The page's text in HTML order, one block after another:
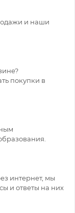
и наши
покупки в
интернет, мы
и ответы на них